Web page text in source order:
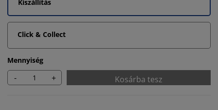
Kiszállítás
Click & Collect
Mennyiség
- + Kosárba tesz